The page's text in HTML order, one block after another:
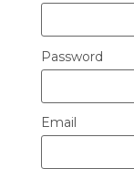
Password
Email